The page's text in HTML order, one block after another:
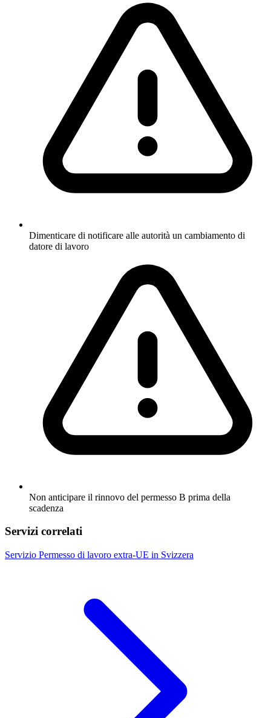
Dimenticare di notificare alle autorità un cambiamento di
datore di lavoro
Non anticipare il rinnovo del permesso B prima della
scadenza
Servizi correlati
Servizio Permesso di lavoro extra-UE in Svizzera